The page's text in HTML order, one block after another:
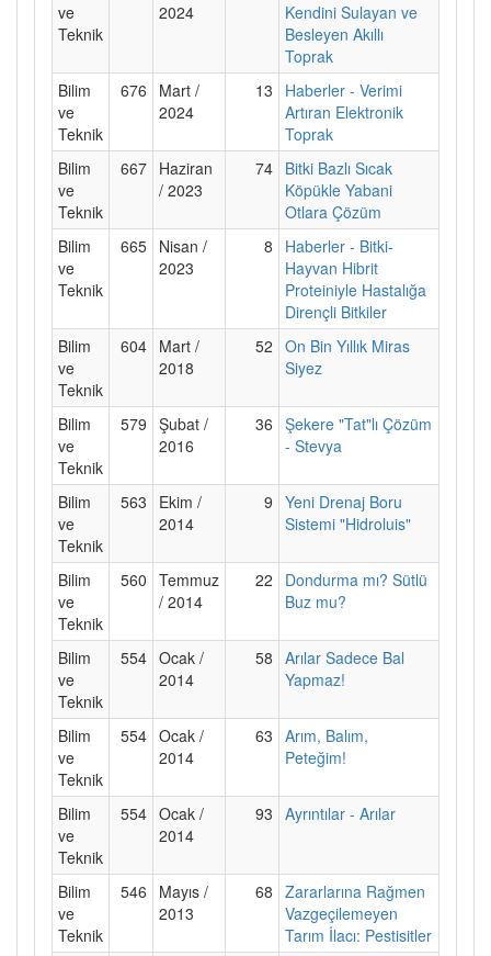
ve
Teknik
2024
Kendini Sulayan ve
Besleyen Akıllı
Toprak
Bilim
ve
Teknik
676
Mart /
2024
13
Haberler - Verimi
Artıran Elektronik
Toprak
Bilim
ve
Teknik
667 Haziran
/ 2023
74 Bitki Bazlı Sıcak
Köpükle Yabani
Otlara Çözüm
Bilim
ve
Teknik
665 Nisan /
2023
8
Haberler - Bitki-
Hayvan Hibrit
Proteiniyle Hastalığa
Dirençli Bitkiler
Bilim
ve
Teknik
604 Mart /
2018
52 On Bin Yıllık Miras
Siyez
Bilim
ve
Teknik
579 Şubat /
2016
36 Şekere "Tat"lı Çözüm
- Stevya
Bilim
ve
Teknik
563
Ekim /
2014
9 Yeni Drenaj Boru
Sistemi "Hidroluis"
Bilim
ve
Teknik
560 Temmuz
/ 2014
22
Dondurma mı? Sütlü
Buz mu?
Bilim
ve
Teknik
554 Ocak /
2014
58 Arılar Sadece Bal
Yapmaz!
Bilim
ve
Teknik
554 Ocak /
2014
63 Arım, Balım,
Peteğim!
Bilim
ve
Teknik
554 Ocak /
2014
93 Ayrıntılar - Arılar
Bilim
ve
Teknik
546
Mayıs /
2013
68 Zararlarına Rağmen
Vazgeçilemeyen
Tarım İlacı: Pestisitler